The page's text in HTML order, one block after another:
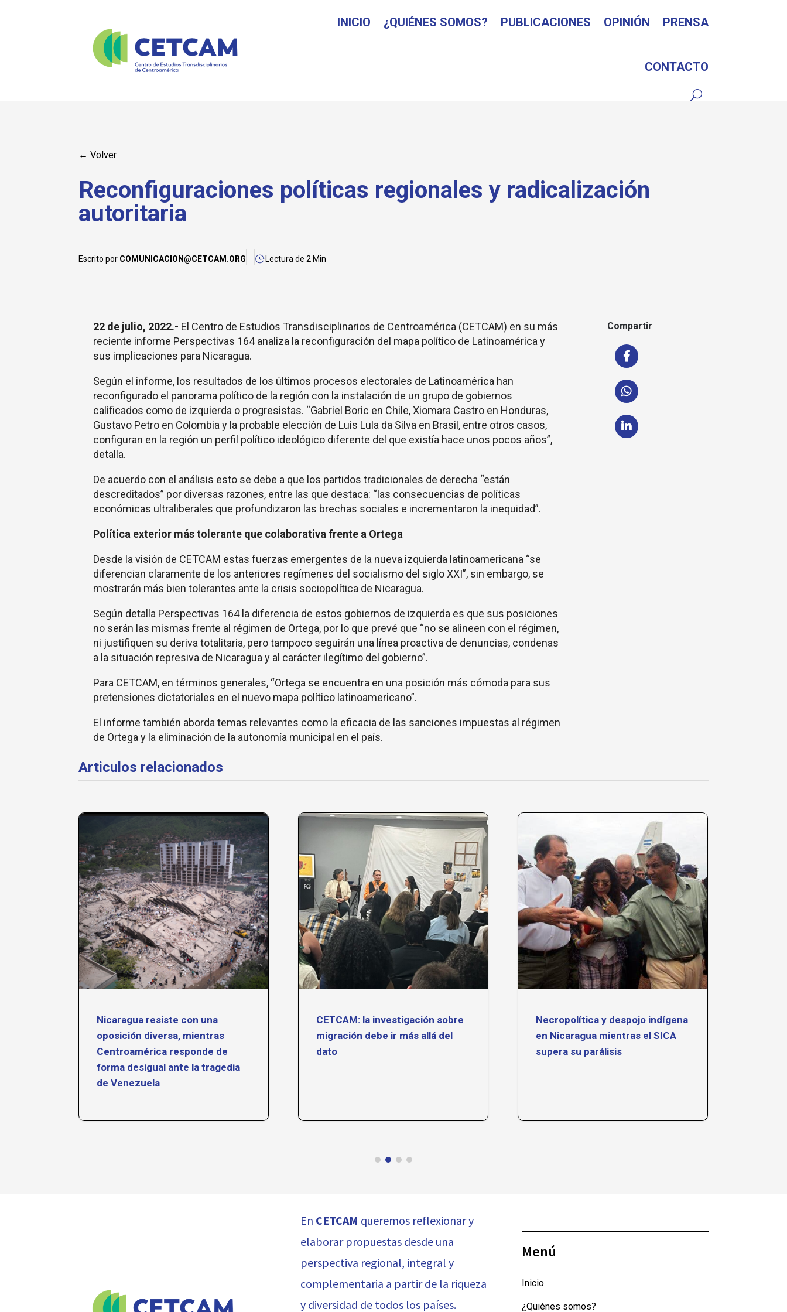
INICIO ¿QUIÉNES SOMOS? PUBLICACIONES OPINIÓN PRENSA
CONTACTO
← Volver
Reconfiguraciones políticas regionales y radicalización
autoritaria
Escrito por COMUNICACION@CETCAM.ORG Lectura de 2 Min
22 de julio, 2022.- El Centro de Estudios Transdisciplinarios de Centroamérica (CETCAM) en su más
reciente informe Perspectivas 164 analiza la reconfiguración del mapa político de Latinoamérica y
sus implicaciones para Nicaragua.
Según el informe, los resultados de los últimos procesos electorales de Latinoamérica han
reconfigurado el panorama político de la región con la instalación de un grupo de gobiernos
calificados como de izquierda o progresistas. “Gabriel Boric en Chile, Xiomara Castro en Honduras,
Gustavo Petro en Colombia y la probable elección de Luis Lula da Silva en Brasil, entre otros casos,
configuran en la región un perfil político ideológico diferente del que existía hace unos pocos años”,
detalla.
De acuerdo con el análisis esto se debe a que los partidos tradicionales de derecha “están
descreditados” por diversas razones, entre las que destaca: “las consecuencias de políticas
económicas ultraliberales que profundizaron las brechas sociales e incrementaron la inequidad”.
Política exterior más tolerante que colaborativa frente a Ortega
Desde la visión de CETCAM estas fuerzas emergentes de la nueva izquierda latinoamericana “se
diferencian claramente de los anteriores regímenes del socialismo del siglo XXI”, sin embargo, se
mostrarán más bien tolerantes ante la crisis sociopolítica de Nicaragua.
Según detalla Perspectivas 164 la diferencia de estos gobiernos de izquierda es que sus posiciones
no serán las mismas frente al régimen de Ortega, por lo que prevé que “no se alineen con el régimen,
ni justifiquen su deriva totalitaria, pero tampoco seguirán una línea proactiva de denuncias, condenas
a la situación represiva de Nicaragua y al carácter ilegítimo del gobierno”.
Para CETCAM, en términos generales, “Ortega se encuentra en una posición más cómoda para sus
pretensiones dictatoriales en el nuevo mapa político latinoamericano”.
El informe también aborda temas relevantes como la eficacia de las sanciones impuestas al régimen
de Ortega y la eliminación de la autonomía municipal en el país.
Compartir
Articulos relacionados
Nicaragua resiste con una
oposición diversa, mientras
Centroamérica responde de
forma desigual ante la tragedia
de Venezuela
CETCAM: la investigación sobre
migración debe ir más allá del
dato
Necropolítica y despojo indígena
en Nicaragua mientras el SICA
supera su parálisis
En CETCAM queremos reflexionar y
elaborar propuestas desde una
perspectiva regional, integral y
complementaria a partir de la riqueza
y diversidad de todos los países.
Menú
Inicio
¿Quiénes somos?